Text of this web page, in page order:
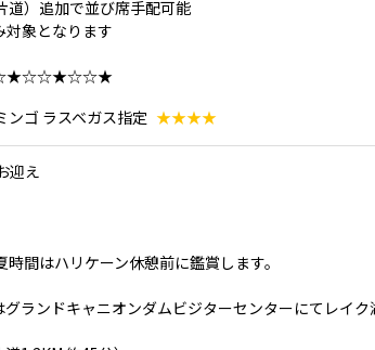
道）追加で並び席手配可能
象となります
ンゴ ラスベガス指定 ★★★★
迎え
間はハリケーン休憩前に鑑賞します。
グランドキャニオンダムビジターセンターにてレイ